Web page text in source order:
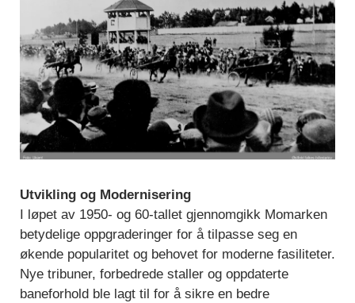
Utvikling og Modernisering
I løpet av 1950- og 60-tallet gjennomgikk Momarken
betydelige oppgraderinger for å tilpasse seg en
økende popularitet og behovet for moderne fasiliteter.
Nye tribuner, forbedrede staller og oppdaterte
baneforhold ble lagt til for å sikre en bedre